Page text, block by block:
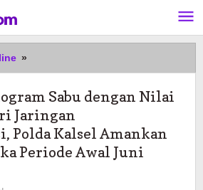
»
Kilogram
Sabu
dengan
Nilai
231
Miliar
dari
Sabu dengan Nilai
Jaringan
Polda Kalsel Amankan
Periode Awal Juni